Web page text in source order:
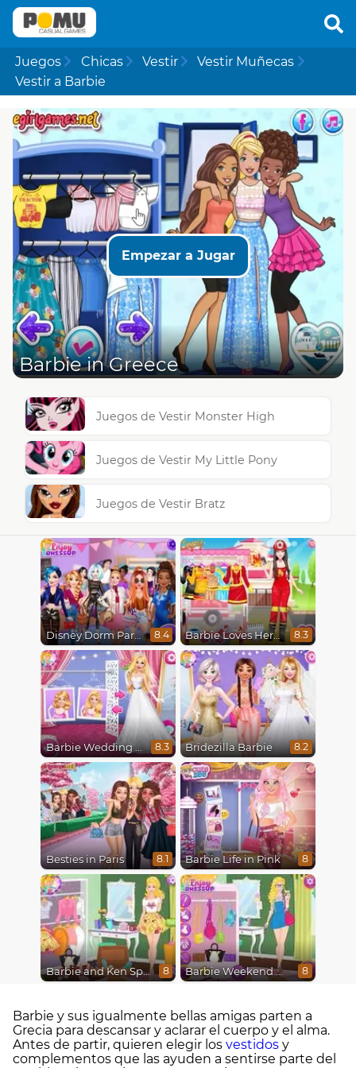
Juegos Chicas Vestir
Vestir Muñecas
Vestir a Barbie
Empezar a Jugar
Barbie in Greece
Juegos de Vestir Monster High
Juegos de Vestir My Little Pony
Juegos de Vestir Bratz
Disney Dorm Party 8.4 Barbie Loves Her Job 8.3
Barbie Wedding Fun 8.3 Bridezilla Barbie 8.2
Besties in Paris 8.1 Barbie Life in Pink 8
Barbie and Ken Spring City Break 8 Barbie Weekend Outfit 8
Barbie y sus igualmente bellas amigas parten a
Grecia para descansar y aclarar el cuerpo y el alma.
Antes de partir, quieren elegir los vestidos y
complementos que las ayuden a sentirse parte del